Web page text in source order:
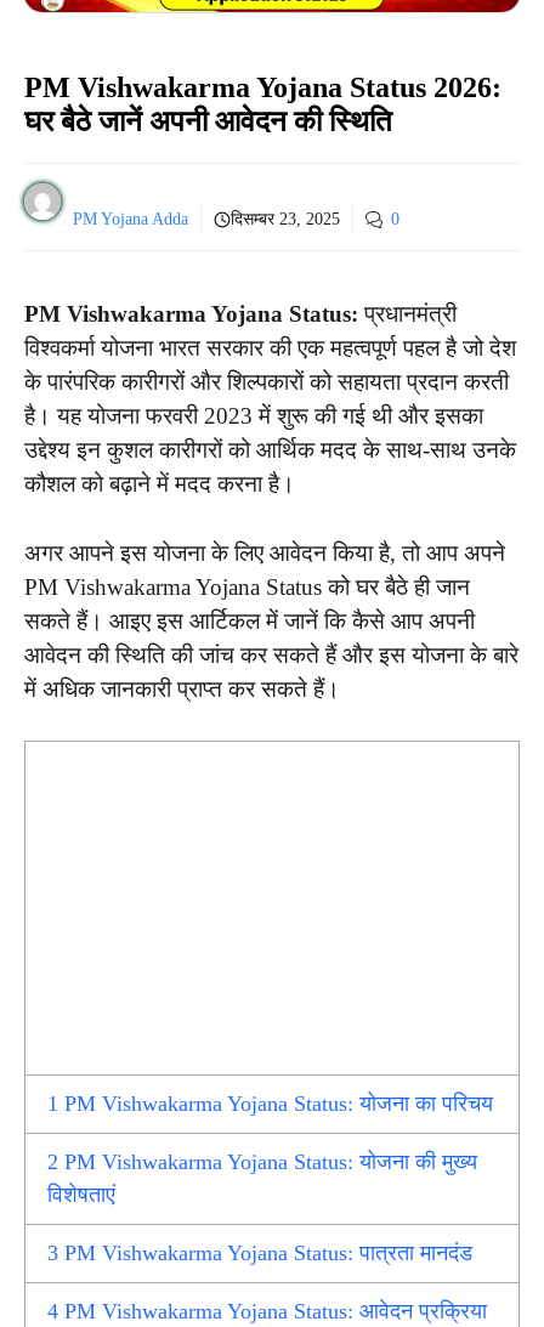
PM Vishwakarma Yojana Status 2026:
घर बैठे जानें अपनी आवेदन की स्थिति
PM Yojana Adda दिसम्बर 23, 2025 0
PM Vishwakarma Yojana Status:प्रधानमंत्री
विश्वकर्मा योजना भारत सरकार की एक महत्वपूर्ण पहल है जो देश
के पारंपरिक कारीगरों और शिल्पकारों को सहायता प्रदान करती
है। यह योजना फरवरी 2023 में शुरू की गई थी और इसका
उद्देश्य इन कुशल कारीगरों को आर्थिक मदद के साथ-साथ उनके
कौशल को बढ़ाने में मदद करना है।
अगर आपने इस योजना के लिए आवेदन किया है, तो आप अपने
PM Vishwakarma Yojana Status को घर बैठे ही जान
सकते हैं। आइए इस आर्टिकल में जानें कि कैसे आप अपनी
आवेदन की स्थिति की जांच कर सकते हैं और इस योजना के बारे
में अधिक जानकारी प्राप्त कर सकते हैं।
1 PM Vishwakarma Yojana Status: योजना का परिचय
2 PM Vishwakarma Yojana Status: योजना की मुख्य
विशेषताएं
3 PM Vishwakarma Yojana Status: पात्रता मानदंड
4 PM Vishwakarma Yojana Status: आवेदन प्रक्रिया